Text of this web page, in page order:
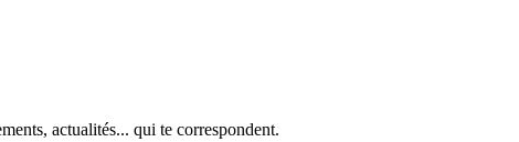
actualités... qui te correspondent.